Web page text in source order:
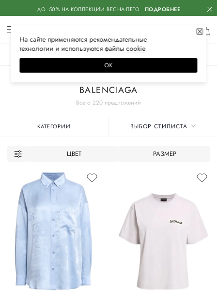
ДО -50% НА КОЛЛЕКЦИИ ВЕСНА-ЛЕТО ПОДРОБНЕЕ
Всего 220 предложений
BALENCIAGA
КАТЕГОРИИ ВЫБОР СТИЛИСТА
ЦВЕТ РАЗМЕР
На сайте применяются рекомендательные
технологии и используются файлысооkiе
ОК